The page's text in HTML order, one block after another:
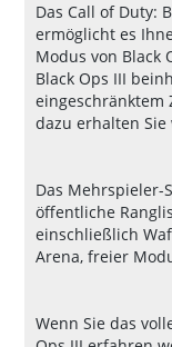
Das Call of Duty:
ermöglicht es
Modus von Black
Black Ops III
eingeschränktem
dazu erhalten
Das Mehrspieler-
öffentliche
einschließlich
Arena, freier
Wenn Sie das